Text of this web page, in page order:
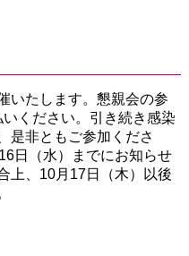
いたします。懇親会の参
ください。引き続き感染
是非ともご参加くださ
日（水）までにお知らせ
上、10月17日（木）以後